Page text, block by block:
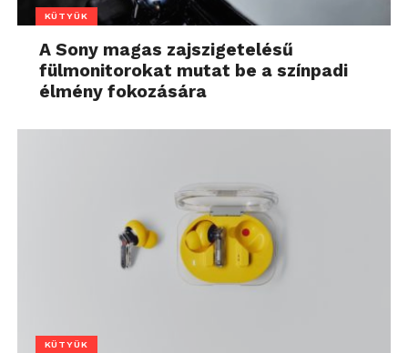
KÜTYÜK
A Sony magas zajszigetelésű
fülmonitorokat mutat be a színpadi
élmény fokozására
KÜTYÜK